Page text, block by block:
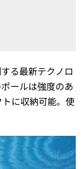
る最新テクノロ
ールは強度のあ
に収納可能。使